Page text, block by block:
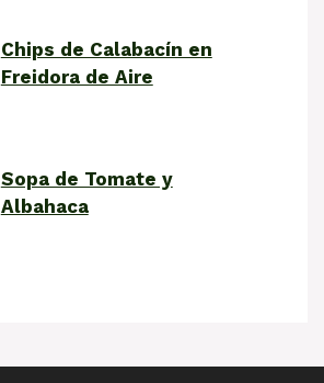
Chips de Calabacín en
Freidora de Aire
Sopa de Tomate y
Albahaca